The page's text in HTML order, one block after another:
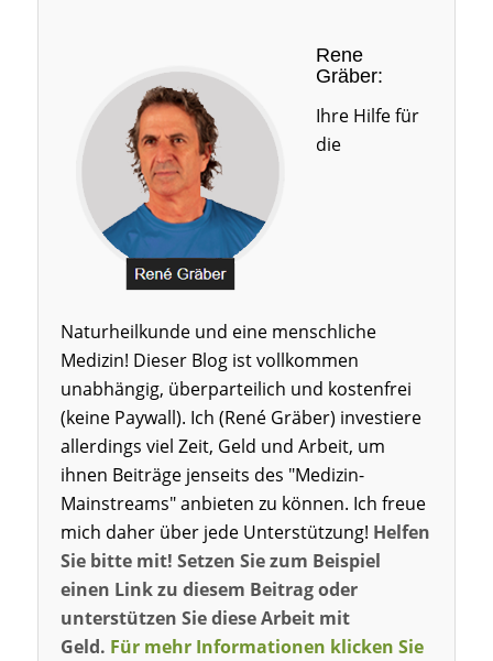
Rene
Gräber:
Ihre Hilfe für
die
Naturheilkunde und eine menschliche
Medizin! Dieser Blog ist vollkommen
unabhängig, überparteilich und kostenfrei
(keine Paywall). Ich (René Gräber) investiere
allerdings viel Zeit, Geld und Arbeit, um
ihnen Beiträge jenseits des "Medizin-
Mainstreams" anbieten zu können. Ich freue
mich daher über jede Unterstützung! Helfen
Sie bitte mit! Setzen Sie zum Beispiel
einen Link zu diesem Beitrag oder
unterstützen Sie diese Arbeit mit
Geld. Für mehr Informationen klicken Sie